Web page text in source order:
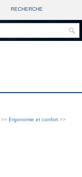
RECHERCHE
>> Ergonomie et confort >>